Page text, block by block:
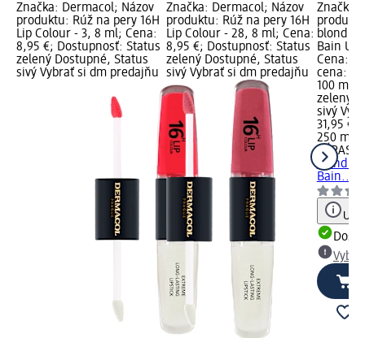
Značka: Dermacol; Názov
produktu: Rúž na pery 16H
Lip Colour - 3, 8 ml; Cena:
8,95 €; Dostupnosť: Status
zelený Dostupné, Status
sivý Vybrať si dm predajňu
Značka: Dermacol; Názov
produktu: Rúž na pery 16H
Lip Colour - 28, 8 ml; Cena:
8,95 €; Dostupnosť: Status
zelený Dostupné, Status
sivý Vybrať si dm predajňu
Značka:
blond
Bain
Cena:
cena:
100 ml);
zelený
sivý
31,95 €
250 ml
blond
Bain...,